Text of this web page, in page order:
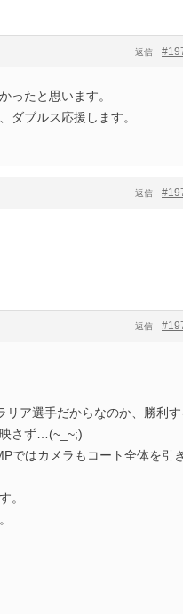
返信
ったと思います。
ダブルス応援します。
返信
返信
リア選手だからなのか、勝利す
さず…(~_~;)
ではカメラもコート全体を引き
。